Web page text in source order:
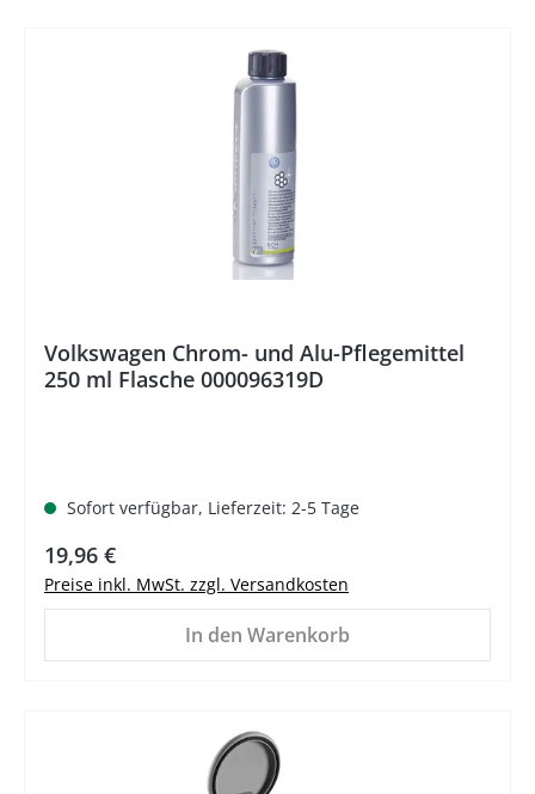
Volkswagen Chrom- und Alu-Pflegemittel
250 ml Flasche 000096319D
Sofort verfügbar, Lieferzeit: 2-5 Tage
Regulärer Preis:
19,96 €
Preise inkl. MwSt. zzgl. Versandkosten
In den Warenkorb